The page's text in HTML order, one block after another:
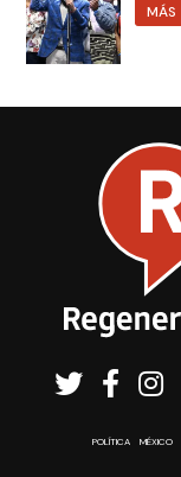
MÁS
POLÍTICA MÉXICO